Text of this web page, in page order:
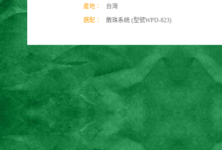
產地：
台灣
選配：
散珠系統 (型號WPD-823)